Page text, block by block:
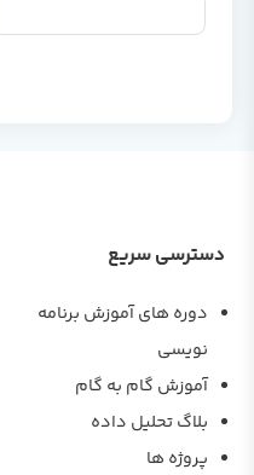
دسترسی سریع
دوره های آموزش برنامه
نویسی
آموزش گام به گام
بلاگ تحلیل داده
پروژه ها